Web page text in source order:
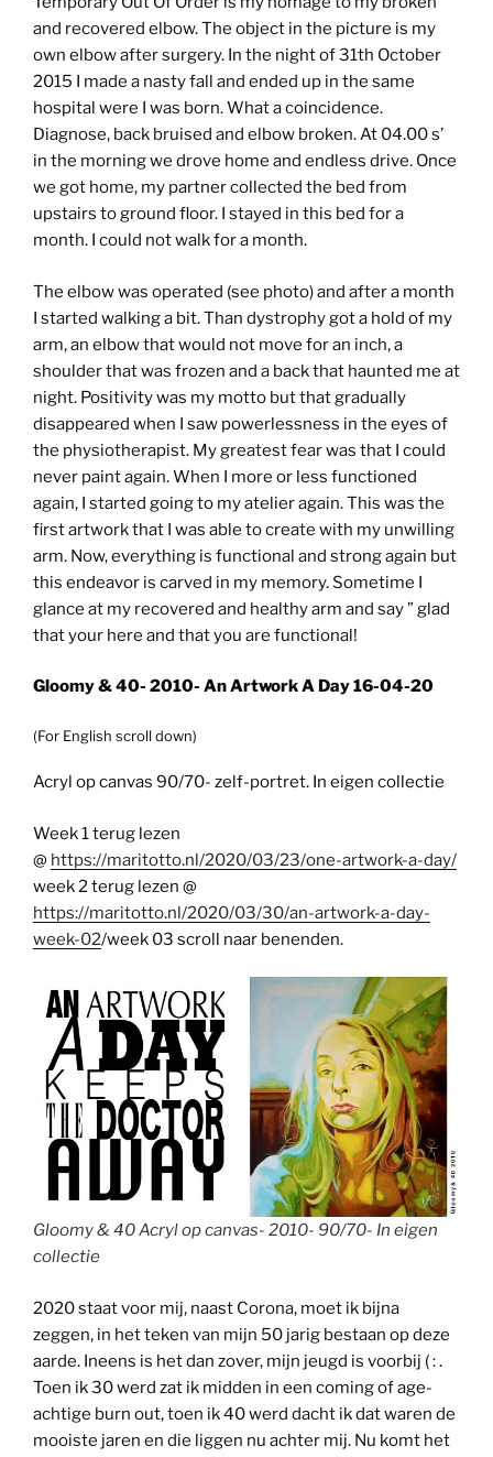
and recovered elbow. The object in the picture is my
own elbow after surgery. In the night of 31th October
2015 I made a nasty fall and ended up in the same
hospital were I was born. What a coincidence.
Diagnose, back bruised and elbow broken. At 04.00 s’
in the morning we drove home and endless drive. Once
we got home, my partner collected the bed from
upstairs to ground floor. I stayed in this bed for a
month. I could not walk for a month.
The elbow was operated (see photo) and after a month
I started walking a bit. Than dystrophy got a hold of my
arm, an elbow that would not move for an inch, a
shoulder that was frozen and a back that haunted me at
night. Positivity was my motto but that gradually
disappeared when I saw powerlessness in the eyes of
the physiotherapist. My greatest fear was that I could
never paint again. When I more or less functioned
again, I started going to my atelier again. This was the
first artwork that I was able to create with my unwilling
arm. Now, everything is functional and strong again but
this endeavor is carved in my memory. Sometime I
glance at my recovered and healthy arm and say ” glad
that your here and that you are functional!
Gloomy & 40- 2010- An Artwork A Day 16-04-20
(For English scroll down)
Acryl op canvas 90/70- zelf-portret. In eigen collectie
Week 1 terug lezen
@ https://maritotto.nl/2020/03/23/one-artwork-a-day/
week 2 terug lezen @
https://maritotto.nl/2020/03/30/an-artwork-a-day-
week-02/week 03 scroll naar benenden.
Gloomy & 40 Acryl op canvas- 2010- 90/70- In eigen
collectie
2020 staat voor mij, naast Corona, moet ik bijna
zeggen, in het teken van mijn 50 jarig bestaan op deze
aarde. Ineens is het dan zover, mijn jeugd is voorbij ( : .
Toen ik 30 werd zat ik midden in een coming of age-
achtige burn out, toen ik 40 werd dacht ik dat waren de
mooiste jaren en die liggen nu achter mij. Nu komt het